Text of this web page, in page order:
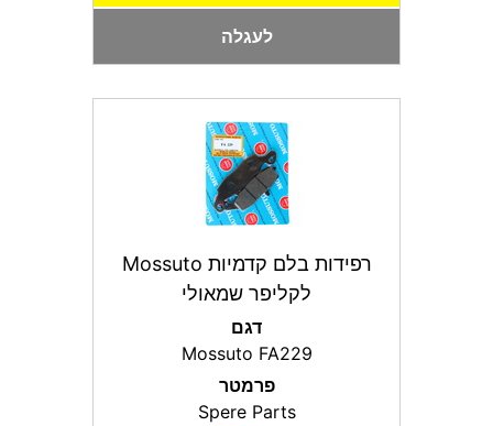
לעגלה
רפידות בלם קדמיות Mossuto
לקליפר שמאולי
דגם
Mossuto FA229
פרמטר
Spere Parts